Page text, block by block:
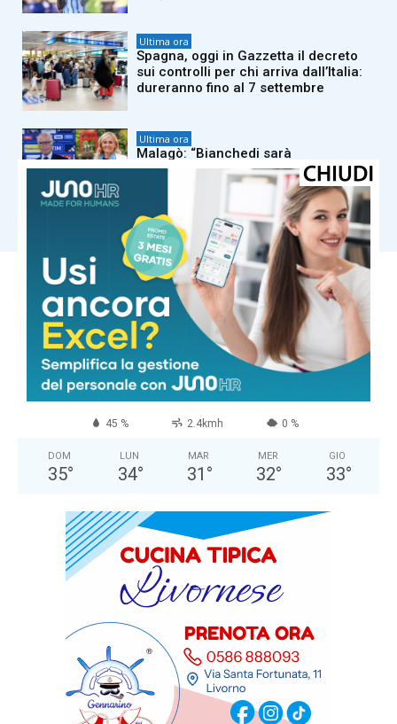
Ultima ora
Spagna, oggi in Gazzetta il decreto
sui controlli per chi arriva dall’Italia:
dureranno fino al 7 settembre
Ultima ora
Malagò: “Bianchedi sarà
capodelegazione della Nazionale.
Mancini è il ct giusto”
Carica altri
COMUNE DI MASSA
Cielo Sereno
34.4° 34.4 °
34.4°
45 % 2.4kmh 0 %
DOM
35°
LUN
34°
MAR
31 °
MER
32°
GIO
33°